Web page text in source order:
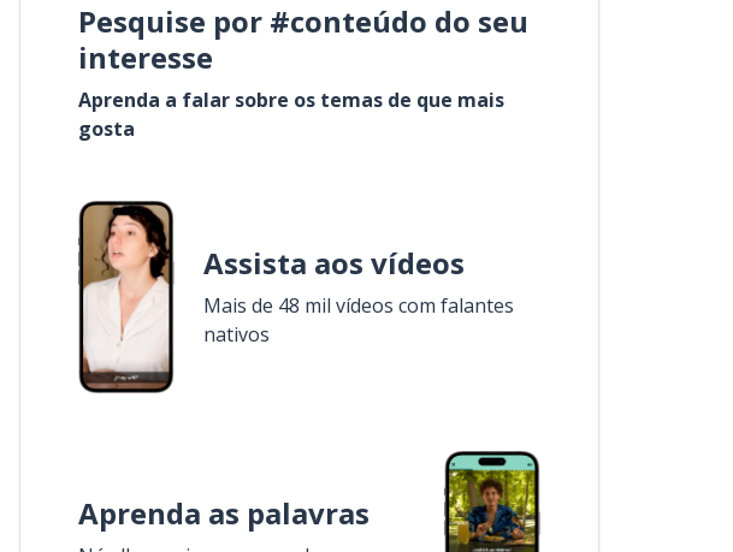
Pesquise por #conteúdo do seu
interesse
Aprenda a falar sobre os temas de que mais
gosta
Assista aos vídeos
Mais de 48 mil vídeos com falantes
nativos
Aprenda as palavras